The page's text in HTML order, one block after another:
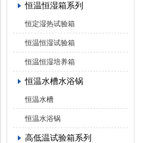
恒温恒湿箱系列
恒定湿热试验箱
恒温恒湿试验箱
恒温恒湿培养箱
恒温水槽水浴锅
恒温水槽
恒温水浴锅
高低温试验箱系列